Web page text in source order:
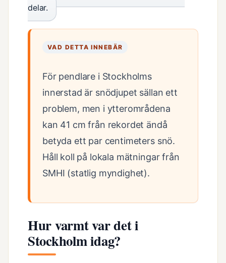
delar.
VAD DETTA INNEBÄR
För pendlare i Stockholms
innerstad är snödjupet sällan ett
problem, men i ytterområdena
kan 41 cm från rekordet ändå
betyda ett par centimeters snö.
Håll koll på lokala mätningar från
SMHI (statlig myndighet).
Hur varmt var det i
Stockholm idag?